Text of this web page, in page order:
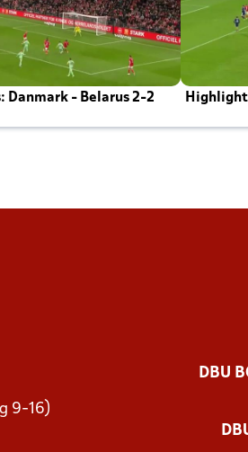
Danmark - Belarus 2-2
9-16)
DBU